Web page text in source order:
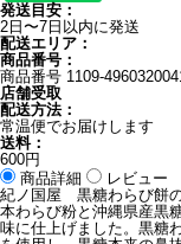
発送目安：
2日〜7日以内に発送
配送エリア：
商品番号：
商品番号 1109-
店舗受取
配送方法：
常温便でお届けします
送料：
600円
商品詳細
レビュー
紀ノ国屋 黒糖わらび餅
本わらび粉と沖縄県産黒
味に仕上げました。黒糖